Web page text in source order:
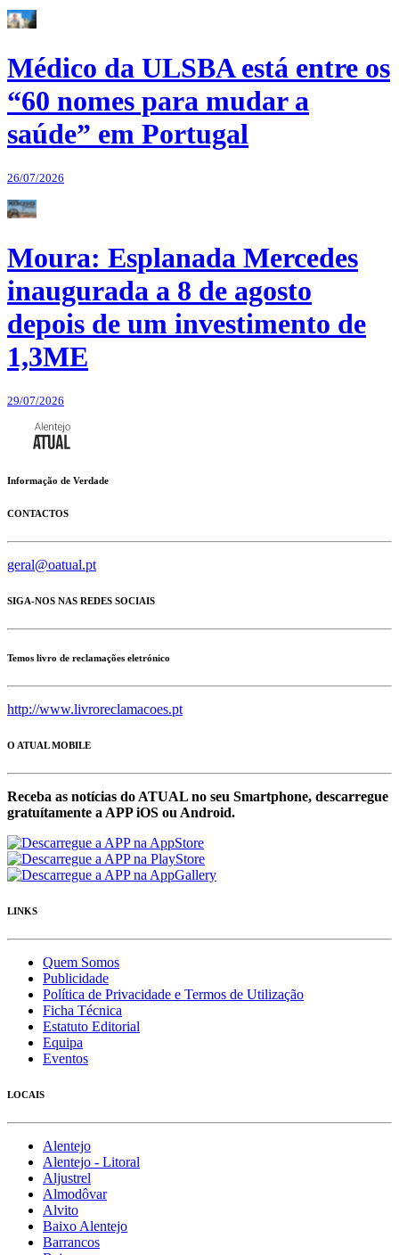
Médico da ULSBA está entre os
“60 nomes para mudar a
saúde” em Portugal
26/07/2026
Moura: Esplanada Mercedes
inaugurada a 8 de agosto
depois de um investimento de
1,3ME
29/07/2026
Informação de Verdade
CONTACTOS
geral@oatual.pt
SIGA-NOS NAS REDES SOCIAIS
Temos livro de reclamações eletrónico
http://www.livroreclamacoes.pt
O ATUAL MOBILE
Receba as notícias do ATUAL no seu Smartphone, descarregue
gratuítamente a APP iOS ou Android.
LINKS
Quem Somos
Publicidade
Política de Privacidade e Termos de Utilização
Ficha Técnica
Estatuto Editorial
Equipa
Eventos
LOCAIS
Alentejo
Alentejo - Litoral
Aljustrel
Almodôvar
Alvito
Baixo Alentejo
Barrancos